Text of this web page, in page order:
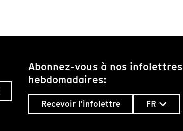
Abonnez-vous à nos infolettres
hebdomadaires:
Recevoir l'infolettre FR